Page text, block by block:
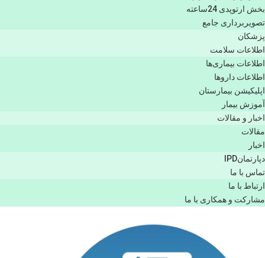
بخش ارتوپدی 24ساعته
تصویربرداری جامع
پزشكان
اطلاعات سلامت
اطلاعات بیماری‌ها
اطلاعات دارو‌ها
اپليكيشن بيمارستان
آموزش بیمار
اخبار و مقالات
مقالات
اخبار
دپارتمانIPD
تماس با ما
ارتباط با ما
مشاركت و همكاری با ما